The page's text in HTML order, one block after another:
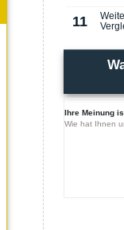
11
Ihre Meinung
Wie hat Ihnen